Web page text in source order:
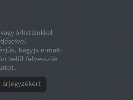
árlistáinkkal
hagyja e-mail-
belül felvesszük
árjegyzékért